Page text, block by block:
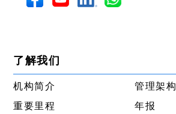
了解我们
机构简介
管理架构
重要里程
年报